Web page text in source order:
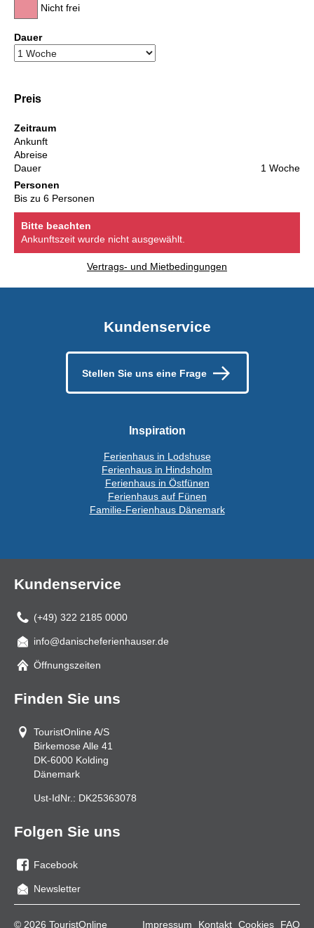
Nicht frei
Dauer
Preis
Zeitraum
Ankunft
Abreise
Dauer
1 Woche
Personen
Bis zu 6 Personen
Bitte beachten
Ankunftszeit wurde nicht ausgewählt.
Vertrags- und Mietbedingungen
Kundenservice
Stellen Sie uns eine Frage
Inspiration
Ferienhaus in Lodshuse
Ferienhaus in Hindsholm
Ferienhaus in Östfünen
Ferienhaus auf Fünen
Familie-Ferienhaus Dänemark
Kundenservice
(+49) 322 2185 0000
Mail
info@danischeferienhauser.de
Öffnungszeiten
Finden Sie uns
TouristOnline A/S
Birkemose Alle 41
DK-6000 Kolding
Dänemark
Ust-IdNr.: DK25363078
Folgen Sie uns
Sie
uns
Facebook
Newsletter
© 2026 TouristOnline Impressum Kontakt Cookies FAQ